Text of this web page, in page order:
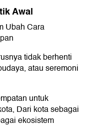
Awal
Ubah Cara
tidak berhenti
atau seremoni
untuk
Dari kota sebagai
ekosistem